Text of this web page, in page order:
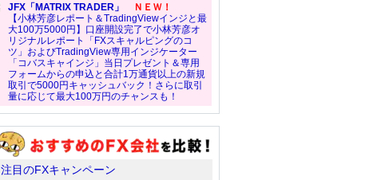
JFX「MATRIX TRADER」
ＮＥＷ！
【小林芳彦レポート＆TradingViewインジと最
大100万5000円】口座開設完了で小林芳彦オ
リジナルレポート「FXスキャルピングのコ
ツ」およびTradingView専用インジケーター
「コバスキャインジ」当日プレゼント＆専用
フォームからの申込と合計1万通貨以上の新規
取引で5000円キャッシュバック！さらに取引
量に応じて最大100万円のチャンスも！
注目のFXキャンペーン